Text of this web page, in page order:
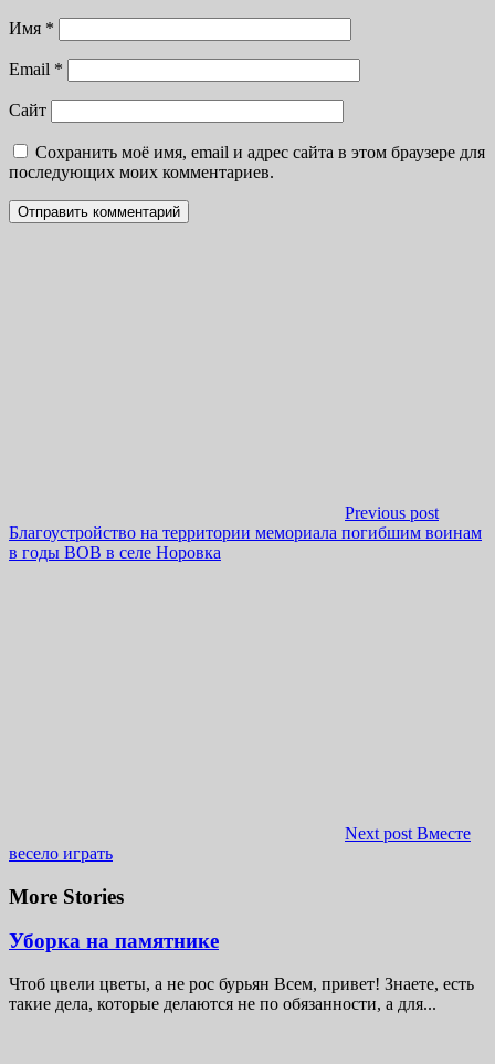
Имя *
Email *
Сайт
Сохранить моё имя, email и адрес сайта в этом браузере для
последующих моих комментариев.
Previous post
Благоустройство на территории мемориала погибшим воинам
в годы ВОВ в селе Норовка
Next post Вместе
весело играть
More Stories
Уборка на памятнике
Чтоб цвели цветы, а не рос бурьян Всем, привет! Знаете, есть
такие дела, которые делаются не по обязанности, а для...